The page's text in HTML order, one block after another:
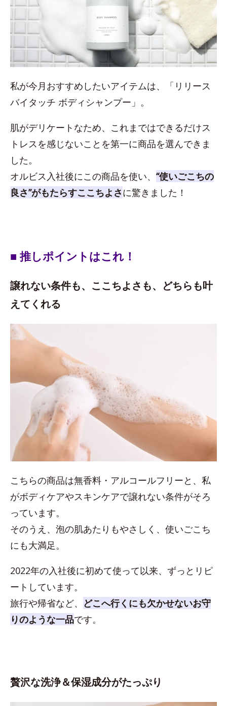
私が今月おすすめしたいアイテムは、「リリース
バイタッチ ボディシャンプー」。
肌がデリケートなため、これまではできるだけス
トレスを感じないことを第一に商品を選んできま
した。
オルビス入社後にこの商品を使い、 “使いごこちの
良さ”がもたらすここちよさに驚きました！
■ 推しポイントはこれ！
譲れない条件も、ここちよさも、どちらも叶
えてくれる
こちらの商品は無香料・アルコールフリーと、私
がボディケアやスキンケアで譲れない条件がそろ
っています。
そのうえ、泡の肌あたりもやさしく、使いごこち
にも大満足。
2022年の入社後に初めて使って以来、ずっとリピ
ートしています。
旅行や帰省など、 どこへ行くにも欠かせないお守
りのような一品です。
贅沢な洗浄＆保湿成分がたっぷり